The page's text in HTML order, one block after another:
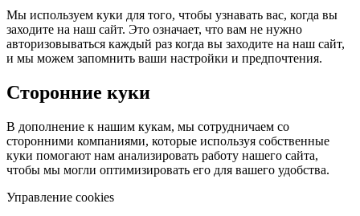
Мы используем куки для того, чтобы узнавать вас, когда вы
заходите на наш сайт. Это означает, что вам не нужно
авторизовываться каждый раз когда вы заходите на наш сайт,
и мы можем запомнить ваши настройки и предпочтения.
Сторонние куки
В дополнение к нашим кукам, мы сотрудничаем со
сторонними компаниями, которые используя собственные
куки помогают нам анализировать работу нашего сайта,
чтобы мы могли оптимизировать его для вашего удобства.
Управление cookies